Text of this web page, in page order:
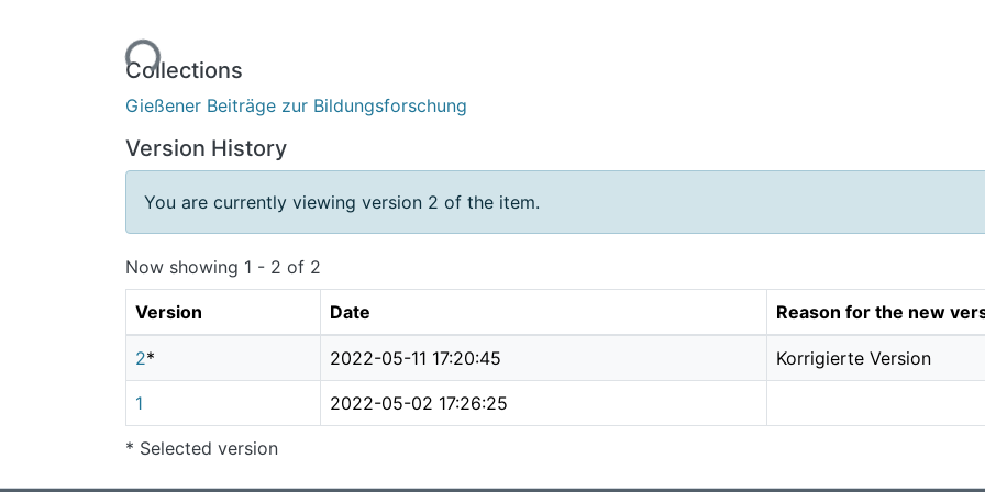
Loading...
Collections
Gießener Beiträge zur Bildungsforschung
Version History
You are currently viewing version 2 of the item.
Now showing 1 - 2 of 2
Version Date Reason for the new
2* 2022-05-11 17:20:45 Korrigierte Version
1 2022-05-02 17:26:25
* Selected version